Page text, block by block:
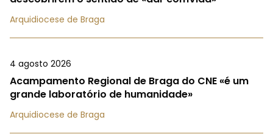
Arquidiocese de Braga
4 agosto 2026
Acampamento Regional de Braga do CNE «é um
grande laboratório de humanidade»
Arquidiocese de Braga